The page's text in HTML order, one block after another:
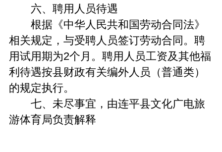
六、聘用人员待遇
根据《中华人民共和国劳动合同法》
相关规定，与受聘人员签订劳动合同。聘
用试用期为2个月。聘用人员工资及其他福
利待遇按县财政有关编外人员（普通类）
的规定执行。
七、未尽事宜，由连平县文化广电旅
游体育局负责解释